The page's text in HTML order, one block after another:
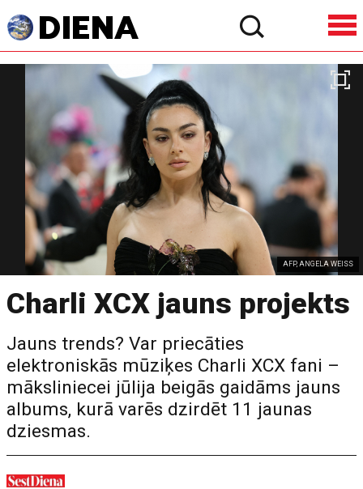
AFP, ANGELA WEISS
Charli XCX jauns projekts
Jauns trends? Var priecāties
elektroniskās mūziķes Charli XCX fani –
māksliniecei jūlija beigās gaidāms jauns
albums, kurā varēs dzirdēt 11 jaunas
dziesmas.